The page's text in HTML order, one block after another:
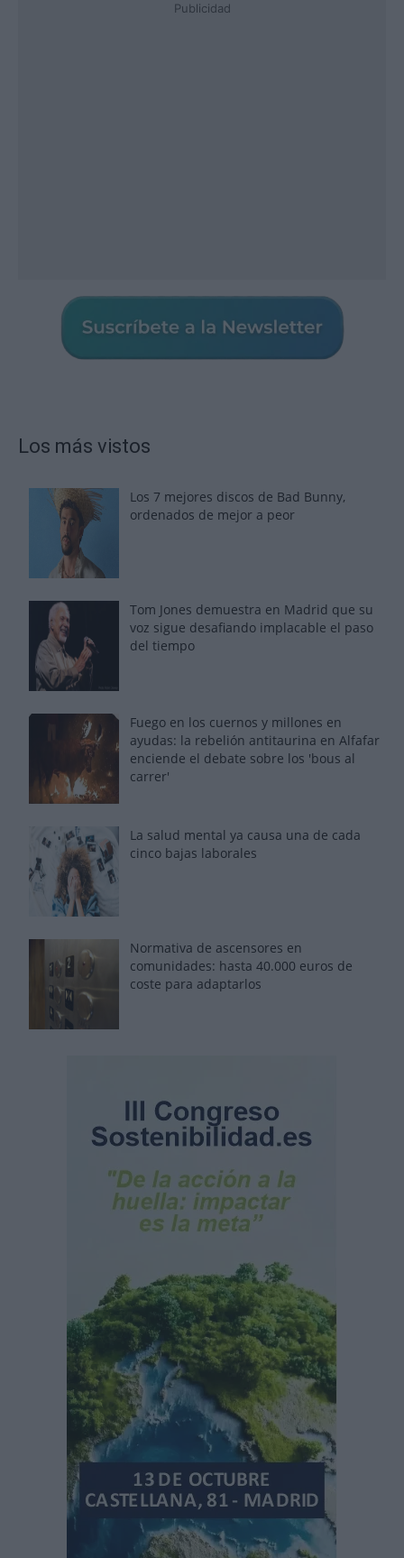
Publicidad
Los más vistos
Los 7 mejores discos de Bad Bunny,
ordenados de mejor a peor
Tom Jones demuestra en Madrid que su
voz sigue desafiando implacable el paso
del tiempo
Fuego en los cuernos y millones en
ayudas: la rebelión antitaurina en Alfafar
enciende el debate sobre los 'bous al
carrer'
La salud mental ya causa una de cada
cinco bajas laborales
Normativa de ascensores en
comunidades: hasta 40.000 euros de
coste para adaptarlos